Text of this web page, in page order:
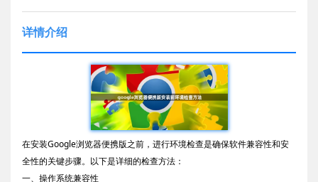
详情介绍
在安装Google浏览器便携版之前，进行环境检查是确保软件兼容性和安
全性的关键步骤。以下是详细的检查方法：
一、操作系统兼容性